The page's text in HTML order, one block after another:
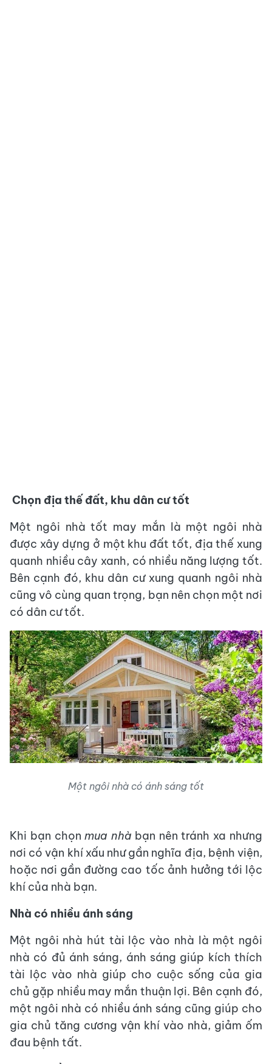
Chọn địa thế đất, khu dân cư tốt
Một ngôi nhà tốt may mắn là một ngôi nhà
được xây dựng ở một khu đất tốt, địa thế xung
quanh nhiều cây xanh, có nhiều năng lượng tốt.
Bên cạnh đó, khu dân cư xung quanh ngôi nhà
cũng vô cùng quan trọng, bạn nên chọn một nơi
có dân cư tốt.
Một ngôi nhà có ánh sáng tốt
Khi bạn chọnmua nhà bạn nên tránh xa nhưng
nơi có vận khí xấu như gần nghĩa địa, bệnh viện,
hoặc nơi gần đường cao tốc ảnh hưởng tới lộc
khí của nhà bạn.
Nhà có nhiều ánh sáng
Một ngôi nhà hút tài lộc vào nhà là một ngôi
nhà có đủ ánh sáng, ánh sáng giúp kích thích
tài lộc vào nhà giúp cho cuộc sống của gia
chủ gặp nhiều may mắn thuận lợi. Bên cạnh đó,
một ngôi nhà có nhiều ánh sáng cũng giúp cho
gia chủ tăng cương vận khí vào nhà, giảm ốm
đau bệnh tất.